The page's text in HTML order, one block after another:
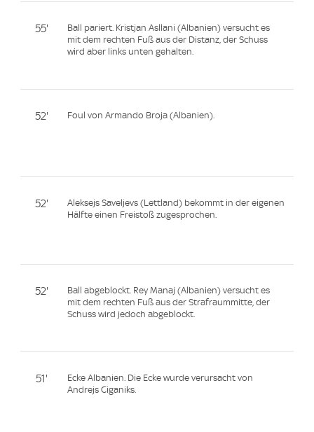
55'
Ball pariert. Kristjan Asllani (Albanien) versucht es
mit dem rechten Fuß aus der Distanz, der Schuss
wird aber links unten gehalten.
52' Foul von Armando Broja (Albanien).
52'
Aleksejs Saveljevs (Lettland) bekommt in der eigenen
Hälfte einen Freistoß zugesprochen.
52'
Ball abgeblockt. Rey Manaj (Albanien) versucht es
mit dem rechten Fuß aus der Strafraummitte, der
Schuss wird jedoch abgeblockt.
51'
Ecke Albanien. Die Ecke wurde verursacht von
Andrejs Ciganiks.